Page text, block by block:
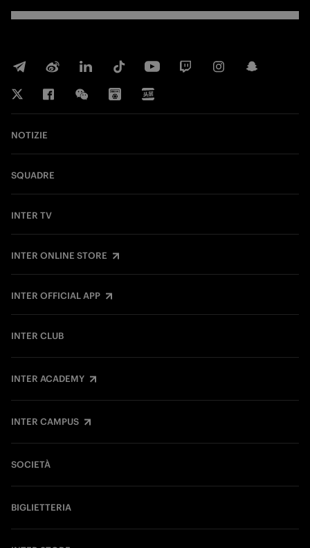
NOTIZIE
SQUADRE
INTER TV
INTER ONLINE STORE
INTER OFFICIAL APP
INTER CLUB
INTER ACADEMY
INTER CAMPUS
SOCIETÀ
BIGLIETTERIA